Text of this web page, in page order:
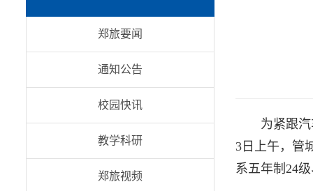
郑旅要闻
通知公告
校园快讯
教学科研
郑旅视频
为紧跟
3日上午，管
系五年制24